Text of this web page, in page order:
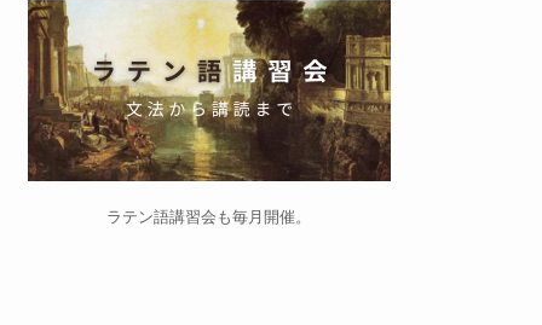
ラテン語講習会 も毎月開催。